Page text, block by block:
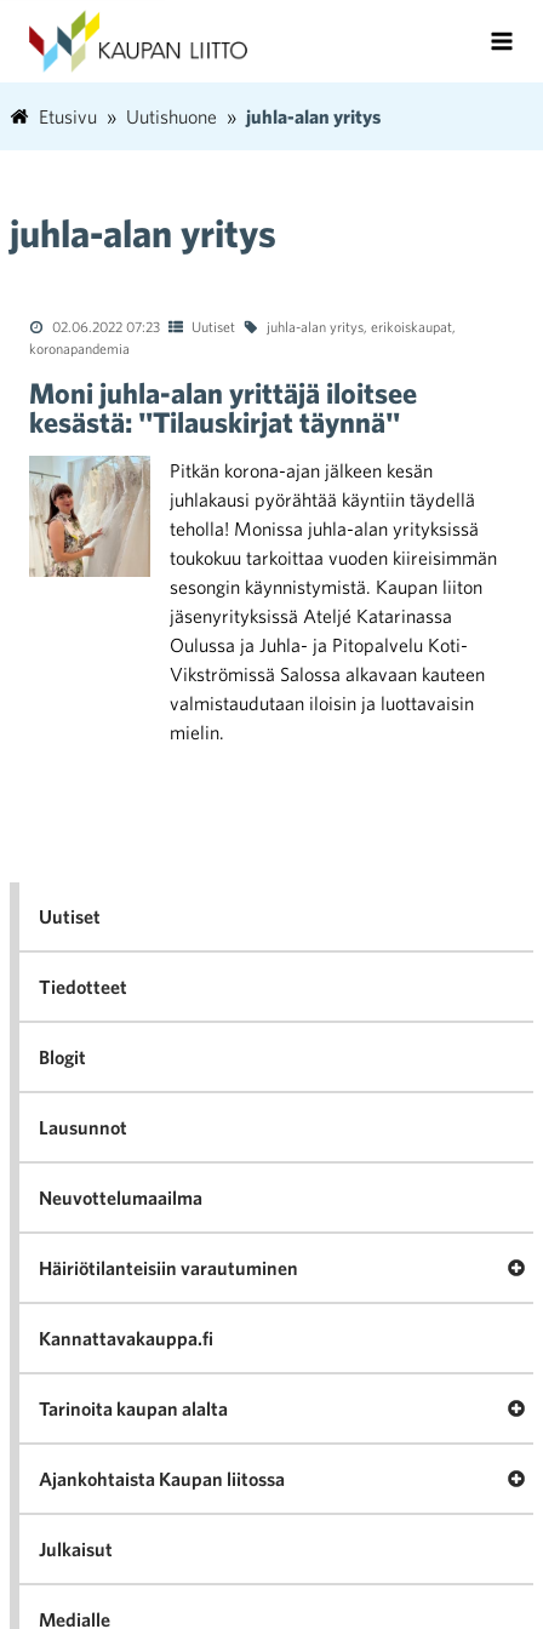
Etusivu Uutishuone juhla-alan yritys
juhla-alan yritys
02.06.2022 07:23 Uutiset juhla-alan yritys, erikoiskaupat,
koronapandemia
Moni juhla-alan yrittäjä iloitsee
kesästä: "Tilauskirjat täynnä"
Pitkän korona-ajan jälkeen kesän
juhlakausi pyörähtää käyntiin täydellä
teholla! Monissa juhla-alan yrityksissä
toukokuu tarkoittaa vuoden kiireisimmän
sesongin käynnistymistä. Kaupan liiton
jäsenyrityksissä Ateljé Katarinassa
Oulussa ja Juhla- ja Pitopalvelu Koti-
Vikströmissä Salossa alkavaan kauteen
valmistaudutaan iloisin ja luottavaisin
mielin.
Uutiset
Tiedotteet
Blogit
Lausunnot
Neuvottelumaailma
Häiriötilanteisiin varautuminen
Kannattavakauppa.fi
Tarinoita kaupan alalta
Ajankohtaista Kaupan liitossa
Julkaisut
Medialle